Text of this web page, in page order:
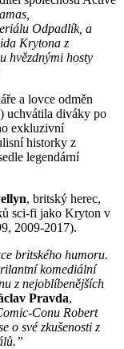
Odpadlík, a
Krytona z
hvězdnými hosty
a lovce odměn
uchvátila diváky po
exkluzivní
historky z
legendární
, britský herec,
sci-fi jako Kryton v
2009-2017).
britského humoru.
komediální
z nejoblíbenějších
Pravda,
Conu Robert
o své zkušenosti z